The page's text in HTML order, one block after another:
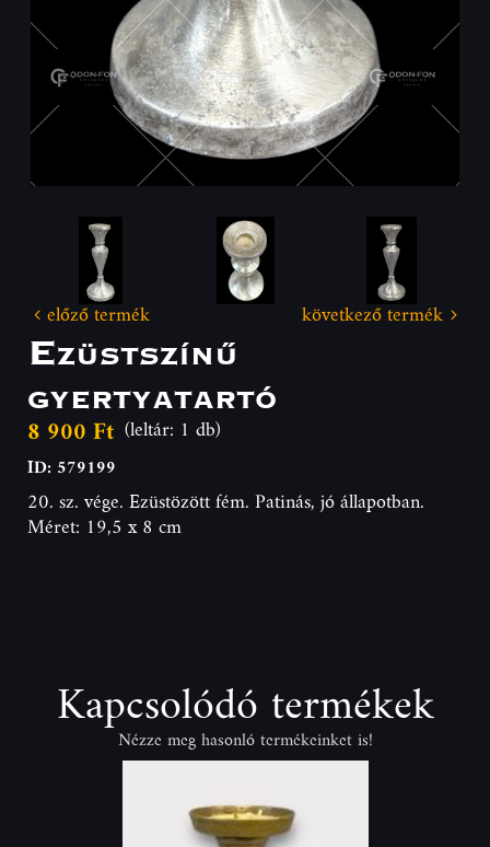
előző termék következő termék
Ezüstszínű
gyertyatartó
8 900 Ft (leltár: 1 db)
ID: 579199
20. sz. vége. Ezüstözött fém. Patinás, jó állapotban.
Méret: 19,5 x 8 cm
Kapcsolódó termékek
Nézze meg hasonló termékeinket is!